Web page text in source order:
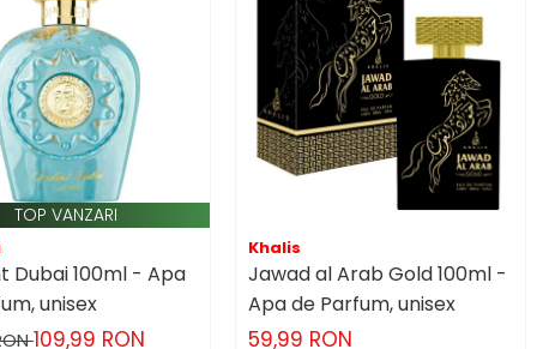
TOP VANZARI
Dubai 100ml - Apa
unisex
109,99 RON
Khalis
Jawad al Arab Gold 100ml -
Apa de Parfum, unisex
59,99 RON